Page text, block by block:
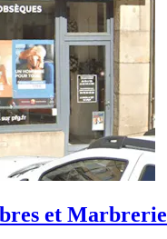
et Marbrerie